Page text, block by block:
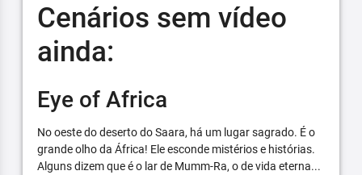
Cenários sem vídeo
ainda:
Eye of Africa
No oeste do deserto do Saara, há um lugar sagrado. É o
grande olho da África! Ele esconde mistérios e histórias.
Alguns dizem que é o lar de Mumm-Ra, o de vida eterna...